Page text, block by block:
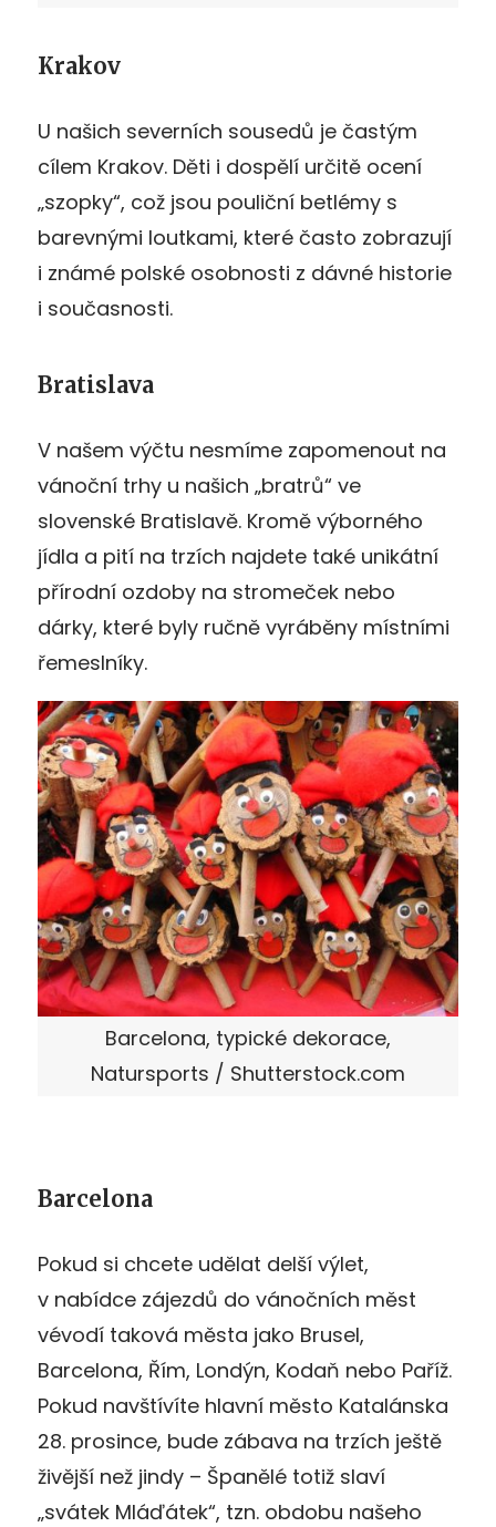
Krakov
U našich severních sousedů je častým
cílem Krakov. Děti i dospělí určitě ocení
„szopky“, což jsou pouliční betlémy s
barevnými loutkami, které často zobrazují
i známé polské osobnosti z dávné historie
i současnosti.
Bratislava
V našem výčtu nesmíme zapomenout na
vánoční trhy u našich „bratrů“ ve
slovenské Bratislavě. Kromě výborného
jídla a pití na trzích najdete také unikátní
přírodní ozdoby na stromeček nebo
dárky, které byly ručně vyráběny místními
řemeslníky.
Barcelona, typické dekorace,
Natursports / Shutterstock.com
Barcelona
Pokud si chcete udělat delší výlet,
v nabídce zájezdů do vánočních měst
vévodí taková města jako Brusel,
Barcelona, Řím, Londýn, Kodaň nebo Paříž.
Pokud navštívíte hlavní město Katalánska
28. prosince, bude zábava na trzích ještě
živější než jindy – Španělé totiž slaví
„svátek Mláďátek“, tzn. obdobu našeho